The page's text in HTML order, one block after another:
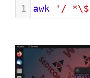
1 awk '/